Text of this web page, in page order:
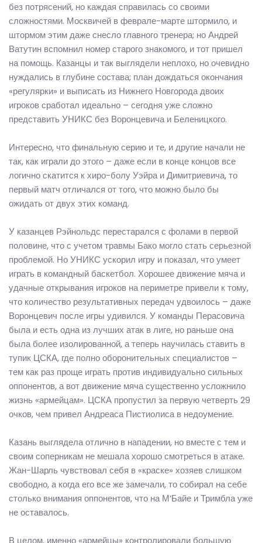
без потрясений, но каждая справилась со своими
сложностями. Москвичей в феврале-марте штормило, и
штормом этим даже снесло главного тренера; но Андрей
Ватутин вспомнил номер старого знакомого, и тот пришел
на помощь. Казанцы и так выглядели неплохо, но очевидно
нуждались в глубине состава; план дождаться окончания
«регулярки» и выписать из Нижнего Новгорода двоих
игроков сработал идеально – сегодня уже сложно
представить УНИКС без Воронцевича и Беленицкого.
Интересно, что финальную серию и те, и другие начали не
так, как играли до этого – даже если в конце концов все
логично скатится к хиро-болу Уэйра и Димитриевича, то
первый матч отличался от того, что можно было бы
ожидать от двух этих команд.
У казанцев Рэйнольдс перестарался с фолами в первой
половине, что с учетом травмы Бако могло стать серьезной
проблемой. Но УНИКС ускорил игру и показал, что умеет
играть в командный баскетбол. Хорошее движение мяча и
удачные открывания игроков на периметре привели к тому,
что количество результативных передач удвоилось – даже
Воронцевич после игры удивился. У команды Перасовича
была и есть одна из лучших атак в лиге, но раньше она
была более изолированной, а теперь научилась ставить в
тупик ЦСКА, где полно оборонительных специалистов –
тем как раз проще играть против индивидуально сильных
оппонентов, а вот движение мяча существенно усложнило
жизнь «армейцам». ЦСКА пропустил за первую четверть 29
очков, чем привел Андреаса Пистиолиса в недоумение.
Казань выглядела отлично в нападении, но вместе с тем и
своим соперникам не мешала хорошо смотреться в атаке.
Жан-Шарль чувствовал себя в «краске» хозяев слишком
свободно, а когда его все же замечали, то собирал на себе
столько внимания оппонентов, что на М’Байе и Тримбла уже
не оставалось.